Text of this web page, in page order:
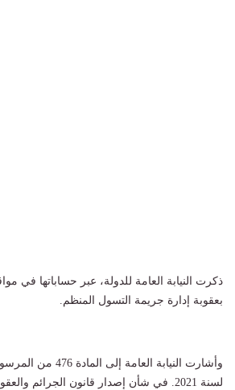
ذكرت النيابة العامة للدولة، عبر حساباتها في
بعقوبة إدارة جريمة التسول المنظم.
لسنة 2021. في شأن إصدار قانون الجرائم والعقوبات.